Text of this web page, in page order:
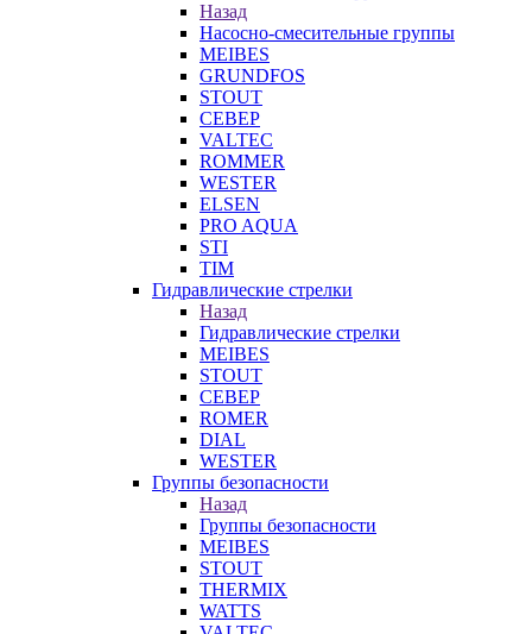
Назад
Насосно-смесительные группы
MEIBES
GRUNDFOS
STOUT
СЕВЕР
VALTEC
ROMMER
WESTER
ELSEN
PRO AQUA
STI
TIM
Гидравлические стрелки
Назад
Гидравлические стрелки
MEIBES
STOUT
СЕВЕР
ROMER
DIAL
WESTER
Группы безопасности
Назад
Группы безопасности
MEIBES
STOUT
THERMIX
WATTS